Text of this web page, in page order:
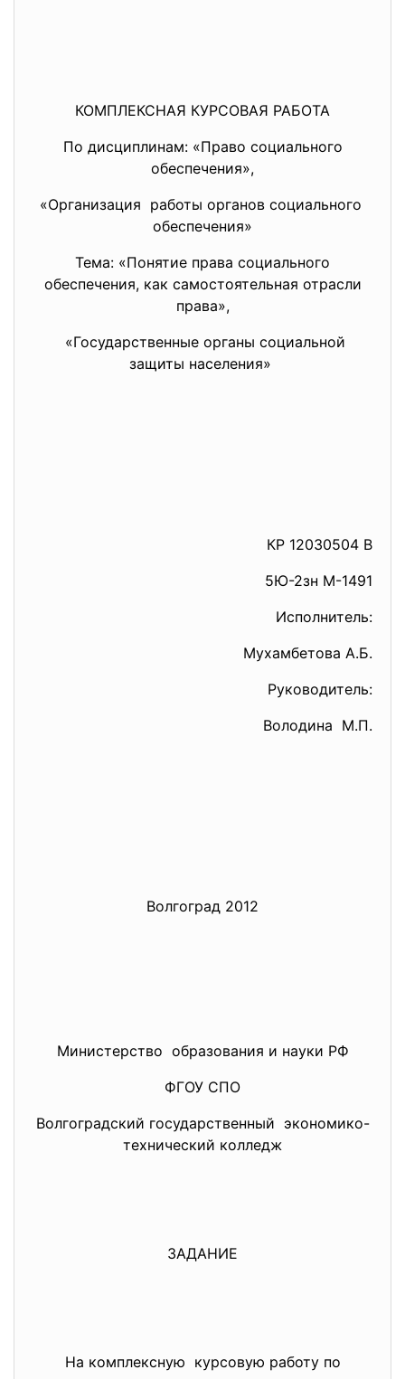
КОМПЛЕКСНАЯ КУРСОВАЯ РАБОТА
По дисциплинам: «Право социального
обеспечения»,
«Организация работы органов социального
обеспечения»
Тема: «Понятие права социального
обеспечения, как самостоятельная отрасли
права»,
«Государственные органы социальной
защиты населения»
КР 12030504 В
5Ю-2зн М-1491
Исполнитель:
Мухамбетова А.Б.
Руководитель:
Володина М.П.
Волгоград 2012
Министерство образования и науки РФ
ФГОУ СПО
Волгоградский государственный экономико-
технический колледж
ЗАДАНИЕ
На комплексную курсовую работу по